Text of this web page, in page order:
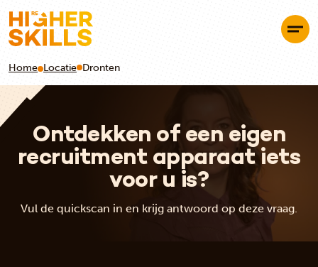
Home Locatie Dronten
Ontdekken of een eigen
recruitment apparaat iets
voor u is?
Vul de quickscan in en krijg antwoord op deze vraag.